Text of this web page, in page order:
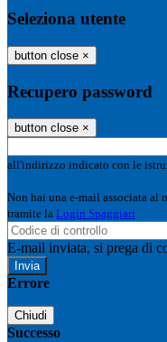
Seleziona utente
button close ×
Recupero password
button close ×
all'indirizzo indicato con le
Non hai una e-mail associata al
tramite la Login Spaggiari
E-mail inviata, si prega di
Errore
Chiudi
Successo